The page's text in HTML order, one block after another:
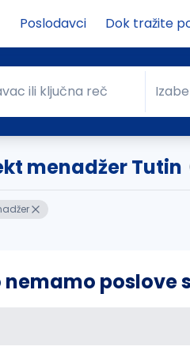
Poslodavci Dok tražite
ili ključna reč
ili ključna reč Grad
menadžer Tutin
nemamo poslove